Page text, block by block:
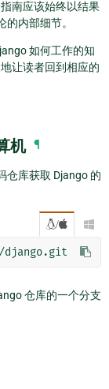
南应该始终以结果
内部细节。
如何工作的知
让读者回到相应的
机 ¶
仓库获取 Django 的
/ 
仓库的一个分支